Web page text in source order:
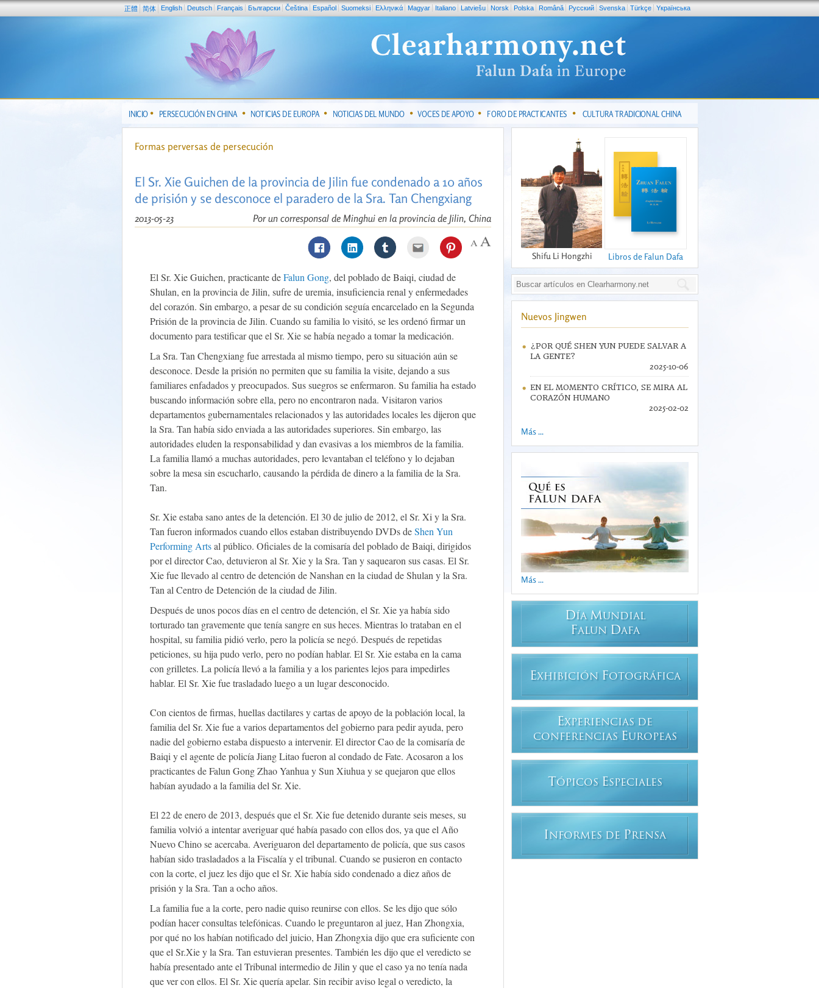
正體 简体 English Deutsch Français Български Čeština Español Suomeksi Ελληνικά Magyar Italiano Latviešu Norsk Polska Română Pусский Svenska Türkçe Yкраїнська
INICIO PERSECUCIÓN EN CHINA NOTICIAS DE EUROPA NOTICIAS DEL MUNDO VOCES DE APOYO FORO DE PRACTICANTES CULTURA TRADICIONAL CHINA
Formas perversas de persecución
El Sr. Xie Guichen de la provincia de Jilin fue condenado a 10 años
de prisión y se desconoce el paradero de la Sra. Tan Chengxiang
Por un corresponsal de Minghui en la provincia de Jilin, China
2013-05-23
El Sr. Xie Guichen, practicante deFalun Gong, del poblado de Baiqi, ciudad de
Shulan, en la provincia de Jilin, sufre de uremia, insuficiencia renal y enfermedades
del corazón. Sin embargo, a pesar de su condición seguía encarcelado en la Segunda
Prisión de la provincia de Jilin. Cuando su familia lo visitó, se les ordenó firmar un
documento para testificar que el Sr. Xie se había negado a tomar la medicación.
La Sra. Tan Chengxiang fue arrestada al mismo tiempo, pero su situación aún se
desconoce. Desde la prisión no permiten que su familia la visite, dejando a sus
familiares enfadados y preocupados. Sus suegros se enfermaron. Su familia ha estado
buscando información sobre ella, pero no encontraron nada. Visitaron varios
departamentos gubernamentales relacionados y las autoridades locales les dijeron que
la Sra. Tan había sido enviada a las autoridades superiores. Sin embargo, las
autoridades eluden la responsabilidad y dan evasivas a los miembros de la familia.
La familia llamó a muchas autoridades, pero levantaban el teléfono y lo dejaban
sobre la mesa sin escucharlo, causando la pérdida de dinero a la familia de la Sra.
Tan.
Sr. Xie estaba sano antes de la detención. El 30 de julio de 2012, el Sr. Xi y la Sra.
Tan fueron informados cuando ellos estaban distribuyendo DVDs deShen Yun
Performing Artsal público. Oficiales de la comisaría del poblado de Baiqi, dirigidos
por el director Cao, detuvieron al Sr. Xie y la Sra. Tan y saquearon sus casas. El Sr.
Xie fue llevado al centro de detención de Nanshan en la ciudad de Shulan y la Sra.
Tan al Centro de Detención de la ciudad de Jilin.
Después de unos pocos días en el centro de detención, el Sr. Xie ya había sido
torturado tan gravemente que tenía sangre en sus heces. Mientras lo trataban en el
hospital, su familia pidió verlo, pero la policía se negó. Después de repetidas
peticiones, su hija pudo verlo, pero no podían hablar. El Sr. Xie estaba en la cama
con grilletes. La policía llevó a la familia y a los parientes lejos para impedirles
hablar. El Sr. Xie fue trasladado luego a un lugar desconocido.
Con cientos de firmas, huellas dactilares y cartas de apoyo de la población local, la
familia del Sr. Xie fue a varios departamentos del gobierno para pedir ayuda, pero
nadie del gobierno estaba dispuesto a intervenir. El director Cao de la comisaría de
Baiqi y el agente de policía Jiang Litao fueron al condado de Fate. Acosaron a los
practicantes de Falun Gong Zhao Yanhua y Sun Xiuhua y se quejaron que ellos
habían ayudado a la familia del Sr. Xie.
El 22 de enero de 2013, después que el Sr. Xie fue detenido durante seis meses, su
familia volvió a intentar averiguar qué había pasado con ellos dos, ya que el Año
Nuevo Chino se acercaba. Averiguaron del departamento de policía, que sus casos
habían sido trasladados a la Fiscalía y el tribunal. Cuando se pusieron en contacto
con la corte, el juez les dijo que el Sr. Xie había sido condenado a diez años de
prisión y la Sra. Tan a ocho años.
La familia fue a la corte, pero nadie quiso reunirse con ellos. Se les dijo que sólo
podían hacer consultas telefónicas. Cuando le preguntaron al juez, Han Zhongxia,
por qué no los habían notificado del juicio, Han Zhongxia dijo que era suficiente con
que el Sr.Xie y la Sra. Tan estuvieran presentes. También les dijo que el veredicto se
había presentado ante el Tribunal intermedio de Jilin y que el caso ya no tenía nada
que ver con ellos. El Sr. Xie quería apelar. Sin recibir aviso legal o veredicto, la
Shifu Li Hongzhi Libros de Falun Dafa
Nuevos Jingwen
¿POR QUÉ SHEN YUN PUEDE SALVAR A
LA GENTE?
2025-10-06
EN EL MOMENTO CRÍTICO, SE MIRA AL
CORAZÓN HUMANO
2025-02-02
Más ...
Más ...
DÍA MUNDIAL
FALUN DAFA
EXHIBICIÓN FOTOGRÁFICA
EXPERIENCIAS DE
CONFERENCIAS EUROPEAS
T ÓPICOS ESPECIALES
INFORMES DE PRENSA